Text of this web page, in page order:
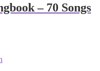
– 70 Songs